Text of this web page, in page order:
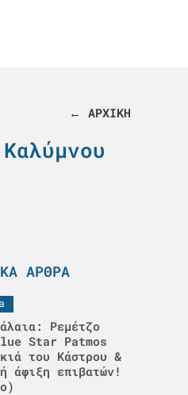
← ΑΡΧΙΚΗ
ΆΡΘΡΑ
Ρεμέτζο
Star Patmos
του Κάστρου &
άφιξη επιβατών!